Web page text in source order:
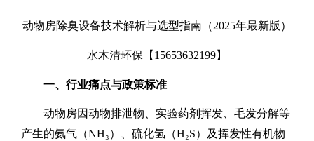
动物房除臭设备技术解析与选型指南（2025年最新版）
水木清环保【 15653632199】
一、行业痛点与政策标准
动物房因动物排泄物、实验药剂挥发、毛发分解等
产生的‌氨气（NH₃）‌、‌硫化氢（H₂S）‌及‌挥发性有机物